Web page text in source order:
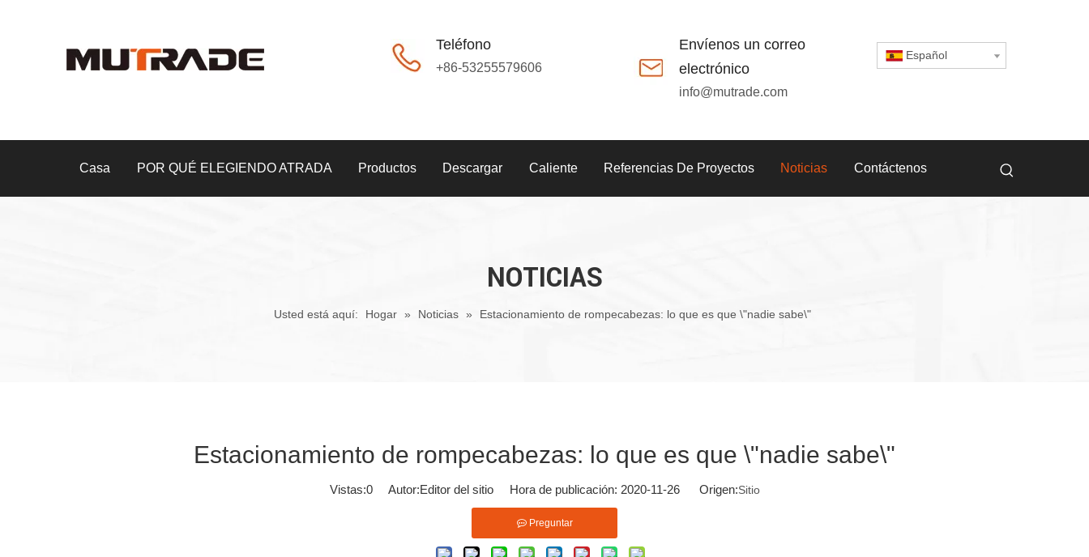
Teléfono
+86-53255579606
Envíenos un correo
electrónico
info@mutrade.com
Español
Casa POR QUÉ ELEGIENDO ATRADA Productos Descargar Caliente Referencias De Proyectos Noticias Contáctenos
NOTICIAS
Usted está aquí: Hogar » Noticias » Estacionamiento de rompecabezas: lo que es que \"nadie sabe\"
Estacionamiento de rompecabezas: lo que es que \"nadie sabe\"
Vistas:0Autor:Editor del sitio Hora de publicación: 2020-11-26 Origen:Sitio
Preguntar